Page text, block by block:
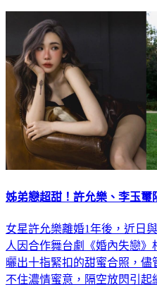
姊弟戀超甜！許允樂、李玉
女星許允樂離婚1年後，近日
人因合作舞台劇《婚內失戀
曬出十指緊扣的甜蜜合照，
不住濃情蜜意，隔空放閃引起